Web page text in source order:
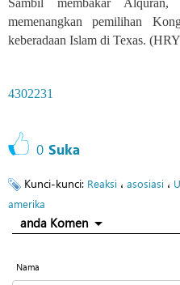
Sambil membakar
memenangkan pemilihan
keberadaan Islam di Texas.
4302231
0 Suka
Kunci-kunci: Reaksi ، asosiasi ،
amerika
anda Komen
Nama